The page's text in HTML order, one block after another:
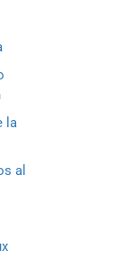
la
al